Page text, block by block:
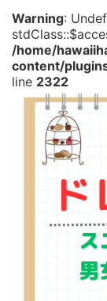
Warning:
/home/
content/
line 2322